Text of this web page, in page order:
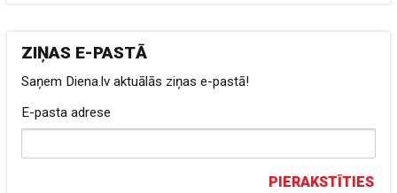
ZIŅAS E-PASTĀ
Saņem Diena.lv aktuālās ziņas e-pastā!
E-pasta adrese
PIERAKSTĪTIES